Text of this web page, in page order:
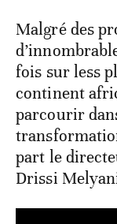
Malgré des
fois sur less
continent
parcourir
part le
Drissi